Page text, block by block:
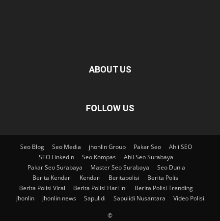
ABOUT US
FOLLOW US
Seo Blog Seo Media jhonlin Group Pakar Seo
Ahli SEO
SEO Linkedin
Seo Kompas
Ahli Seo Surabaya
Pakar Seo Surabaya
Master Seo Surabaya
Seo Dunia
Berita Kendari
Kendari Beritapolisi
Berita Polisi
Berita Polisi Viral
Berita Polisi Hari ini
Berita Polisi Trending
Jhonlin
Jhonlin news Sapulidi Sapulidi Nusantara Video Polisi
©